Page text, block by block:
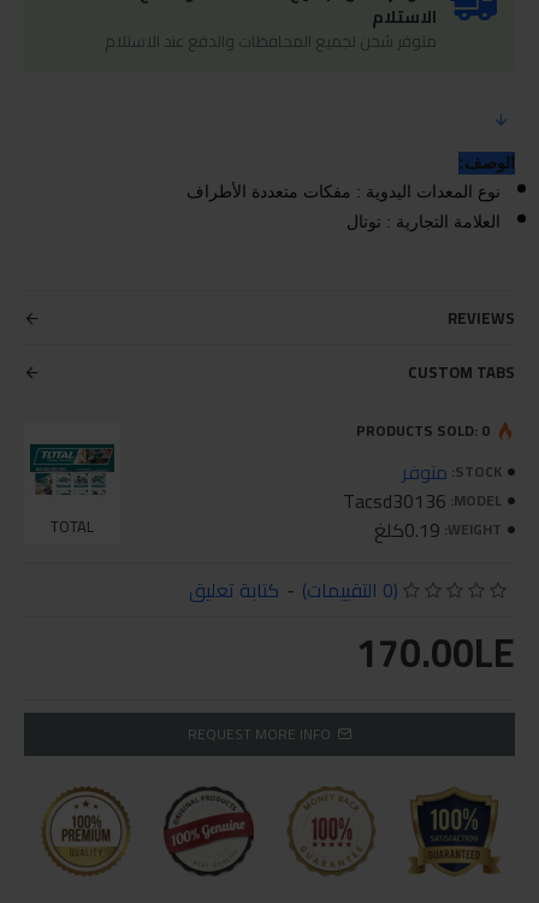
الاستلام
متوفر شحن لجميع المحافظات والدفع عند الاستلام
الوصف:
نوع المعدات اليدوية : مفكات متعددة الأطراف
العلامة التجارية : توتال
REVIEWS
CUSTOM TABS
STOCK: متوفر
MODEL:
Tacsd30136
WEIGHT: 0.19كلغ TOTAL
PRODUCTS SOLD: 0
(0 التقييمات) - كتابة تعليق
170.00LE
REQUEST MORE INFO